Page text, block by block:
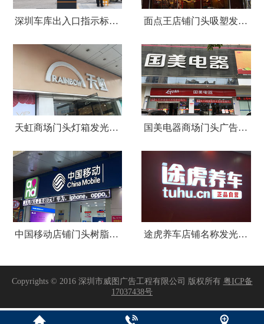
深圳车库出入口指示标识牌制作 面点王店铺门头吸塑发光字广告招牌
天虹商场门头灯箱发光字广告招牌 国美电器商场门头广告招牌设计制作安装
中国移动店铺门头树脂发光字招牌 途虎养车店铺名称发光字招牌制作安装
Copyrights © 2016 深圳市威图广告工程有限公司 版权所有 粤ICP备
17037438号